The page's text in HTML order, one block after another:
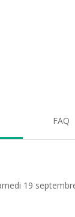
FAQ
19